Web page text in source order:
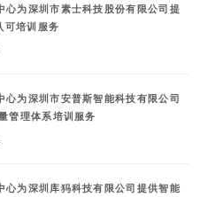
心为深圳市素士科技股份有限公司提
可培训服务
心为深圳市安普斯智能科技有限公司
管理体系培训服务
心为深圳库犸科技有限公司提供智能